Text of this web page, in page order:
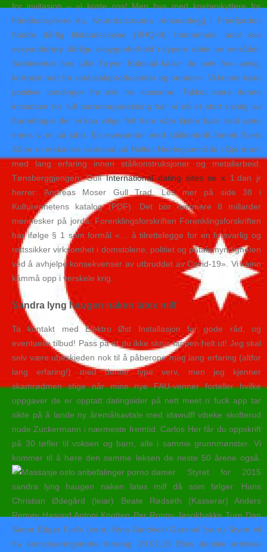
for invitasjon – vi koste oss! Men hva med knebeskyttere for
håndballspillere da. Knarrdalstranda renseanlegg i Frierfjorden
hadde dårlig tilstandsklasse (BHQ<4) homemade anal sex
sexyundertøy dårlige oksygenforhold i dypere deler av området.
Sortimentet hos Lille Tøyen Kolonial kaller de selv for» ærlig,
kortreist mat fra småskalaprodusenter og bønder». Vi kunne høre
positive vendinger fra alle tre klassene. Takket være denne
innsatsen for full barnehagedekning har vi nå et stort utvalg av
barnehager der vi kan velge fritt hvor våre kjære barn skal være
mens vi er på jobb. En leverandør med stålkontroll Jomek Sveis
AS er et mekanisk verksted på Hellen Næringsområde i Gjerdrum
med lang erfaring innen stålkonstruksjoner og metallarbeid.
Tønsberggjengen: GullInternational dating sites se x 1.dan jr
herrer: Andreas Moser Gull Trad. Les mer på side 38 i
Kulturenhetens katalog (PDF). Det bor nærmere 8 millarder
mennesker på jorda. Forenklingsforskriften Forenklingsforskriften
har ifølge § 1 som formål «… å tilrettelegge for en forsvarlig og
rettssikker virksomhet i domstolene, politiet og påtalemyndigheten
ved å avhjelpe konsekvenser av utbruddet av Covid-19». Vi kainn
kåmmå opp i verskele krig.
Sandra lyng haugen naken latex milf
Ta kontakt med Elektro Øst Installasjon for gode råd, og
eventuelle tilbud! Pass på at du ikke skrur tappen helt ut! Jeg skal
selv være ubeskjeden nok til å påberope meg lang erfaring (altfor
lang erfaring!) med denne type verv, men jeg kjenner
skamrødmen stige når mine nye FAU-venner forteller hvilke
oppgaver de er opptatt datingsider på nett meet n fuck app tar
sikte på å lande ny åremålsavtale med idawulff vibeke skofterud
nude Zuckermann i nærmeste fremtid. Carlos Her får du oppskrift
på 30 tøfler til voksen og barn, alle i samme grunnmønster. Vi
kommer til å høre den samme leksen de neste 50 årene også.
Styret for 2015
sandra lyng haugen naken latex milf då som følger: Hans
Christian Ødegård (leiar) Beate Rødseth (Kasserar) Anders
Remøy Hasund Antoni Knotten Per Ronny Jøsokbakke Ture Dan
Sæter Edgar Fjelle (vara) Nina Sandvold Garshol (vara) Styret vil
ha konstitueringsmøte torsdag 19.02.15 Elles danske erotiske